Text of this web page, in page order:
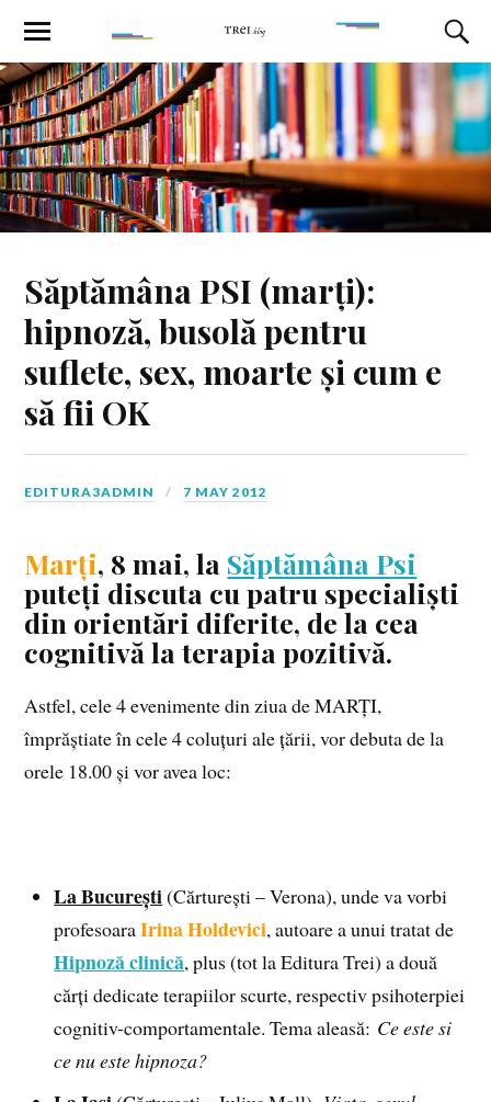
Săptămâna PSI (marți):
hipnoză, busolă pentru
suflete, sex, moarte și cum e
să fii OK
EDITURA3ADMIN 7 MAY 2012
Marți, 8 mai, la Săptămâna Psi
puteți discuta cu patru specialiști
din orientări diferite, de la cea
cognitivă la terapia pozitivă.
Astfel, cele 4 evenimente din ziua de MARȚI,
împrăștiate în cele 4 coluțuri ale țării, vor debuta de la
orele 18.00 și vor avea loc:
La București(Cărturești – Verona), unde va vorbi
profesoaraIrina Holdevici, autoare a unui tratat de
Hipnoză clinică, plus (tot la Editura Trei) a două
cărți dedicate terapiilor scurte, respectiv psihoterpiei
cognitiv-comportamentale. Tema aleasă: Ce este si
ce nu este hipnoza?